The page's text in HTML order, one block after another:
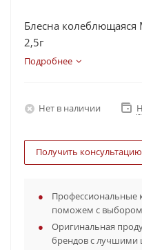
Блесна колеблющаяся
2,5г
Подробнее
Нет в наличии
Получить консультацию
Профессиональные
поможем с выбором
Оригинальная
брендов с лучшими